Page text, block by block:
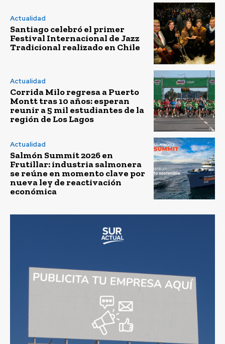
Actualidad
Santiago celebró el primer
Festival Internacional de Jazz
Tradicional realizado en Chile
Actualidad
Corrida Milo regresa a Puerto
Montt tras 10 años: esperan
reunir a 5 mil estudiantes de la
región de Los Lagos
Actualidad
Salmón Summit 2026 en
Frutillar: industria salmonera
se reúne en momento clave por
nueva ley de reactivación
económica